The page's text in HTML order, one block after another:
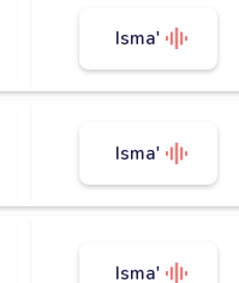
Isma'
Isma'
Isma'